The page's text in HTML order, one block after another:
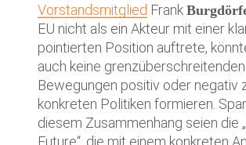
Vorstandsmitglied Frank
EU nicht als ein Akteur mit einer
pointierten Position auftrete,
auch keine grenzüberschreitenden
Bewegungen positiv oder negativ
konkreten Politiken formieren.
diesem Zusammenhang seien die
Future“, die mit einem konkreten